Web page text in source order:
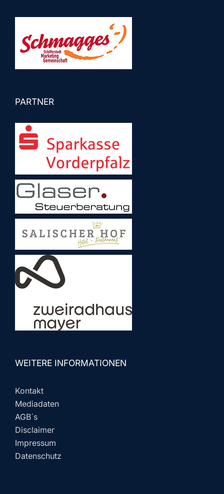
PARTNER
WEITERE INFORMATIONEN
Kontakt
Mediadaten
AGB´s
Disclaimer
Impressum
Datenschutz